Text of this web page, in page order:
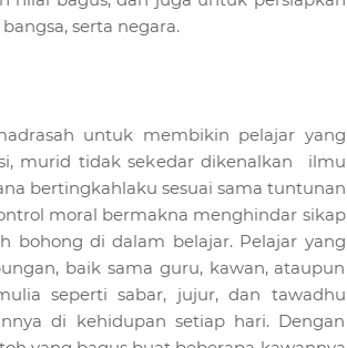
serta negara.
untuk membikin pelajar yang
murid tidak sekedar dikenalkan ilmu
bertingkahlaku sesuai sama tuntunan
moral bermakna menghindar sikap
bohong di dalam belajar. Pelajar yang
baik sama guru, kawan, ataupun
seperti sabar, jujur, dan tawadhu
di kehidupan setiap hari. Dengan